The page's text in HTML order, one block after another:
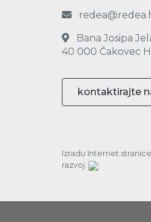
Bana Josipa
40 000 Čakovec
kontaktirajte
Izradu Internet
razvoj.